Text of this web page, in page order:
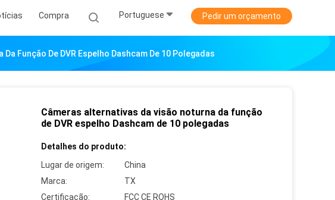
Compra Portuguese Pedir um orçamento
Função De DVR Espelho Dashcam De 10 Polegadas
Câmeras alternativas da visão noturna da função
de DVR espelho Dashcam de 10 polegadas
Detalhes do produto:
Lugar de origem:
China
Marca:
TX
Certificação:
FCC CE ROHS